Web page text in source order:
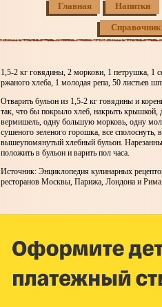
Главная Напитки
Справочник
1,5-2 кг говядины, 2 моркови, 1 петрушка, 1
ржаного хлеба, 1 молодая репа, 50 листьев
Отварить бульон из 1,5-2 кг говядины и
так, что бы покрыло хлеб, накрыть крышкой,
вермишель, одну большую морковь, одну
сушеного зеленого горошка, все
вышеупомянутый хлебный бульон.
положить в бульон и варить пол часа.
Источник: Энциклопедия кулинарных
ресторанов Москвы, Парижа, Лондона и Рима